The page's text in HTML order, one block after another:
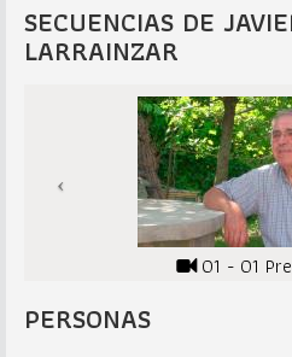
SECUENCIAS DE
LARRAINZAR
01 - 01
PERSONAS